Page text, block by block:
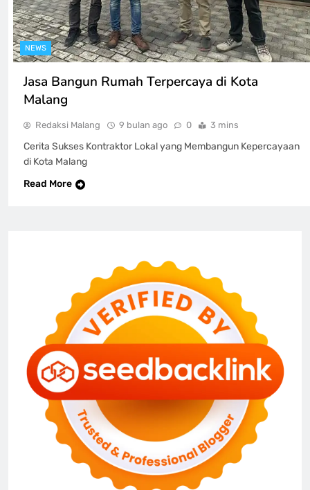
NEWS
Jasa Bangun Rumah Terpercaya di Kota
Malang
Redaksi Malang 9 bulan ago 0 3 mins
Cerita Sukses Kontraktor Lokal yang Membangun Kepercayaan
di Kota Malang
Read More